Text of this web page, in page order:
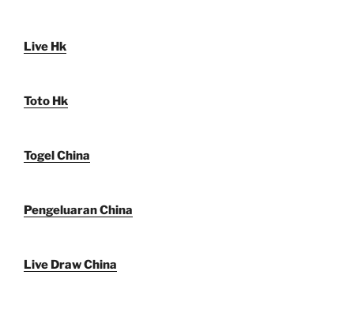
Live Hk
Toto Hk
Togel China
Pengeluaran China
Live Draw China